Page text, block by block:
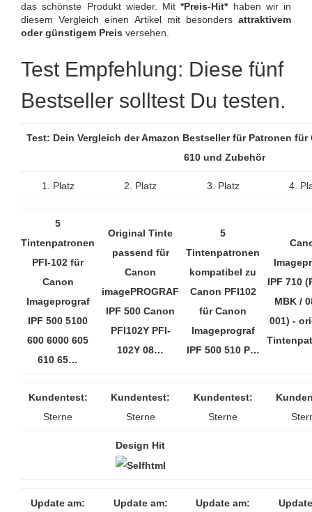
das schönste Produkt wieder. Mit*Preis-Hit*haben wir in
diesem Vergleich einen Artikel mit besonders attraktivem
oder günstigem Preis versehen.
Test Empfehlung: Diese fünf
Bestseller solltest Du testen.
Test: Dein Vergleich der Amazon Bestseller für Patronen
610 und Zubehör
1. Platz 2. Platz 3. Platz 4.
5
Tintenpatronen
PFI-102 für
Canon
Imageprograf
IPF 500 5100
600 6000 605
610 65…
Original Tinte
passend für
Canon
imagePROGRAF
IPF 500 Canon
PFI102Y PFI-
102Y 08…
5
Tintenpatronen
kompatibel zu
Canon PFI102
für Canon
Imageprograf
IPF 500 510 P…
IPF 710
MBK /
001) -
Kundentest:
Sterne
Kundentest:
Sterne
Kundentest:
Sterne
Design Hit
Update am: Update am: Update am: